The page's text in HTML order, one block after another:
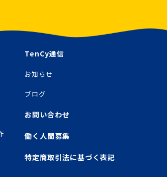
TenCy通信
お知らせ
ブログ
お問い合わせ
働く人間募集
特定商取引法に基づく表記